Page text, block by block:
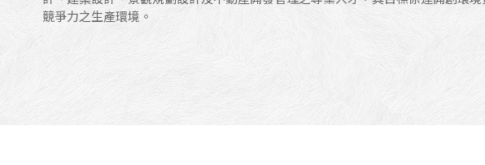
競爭力之生產環境。